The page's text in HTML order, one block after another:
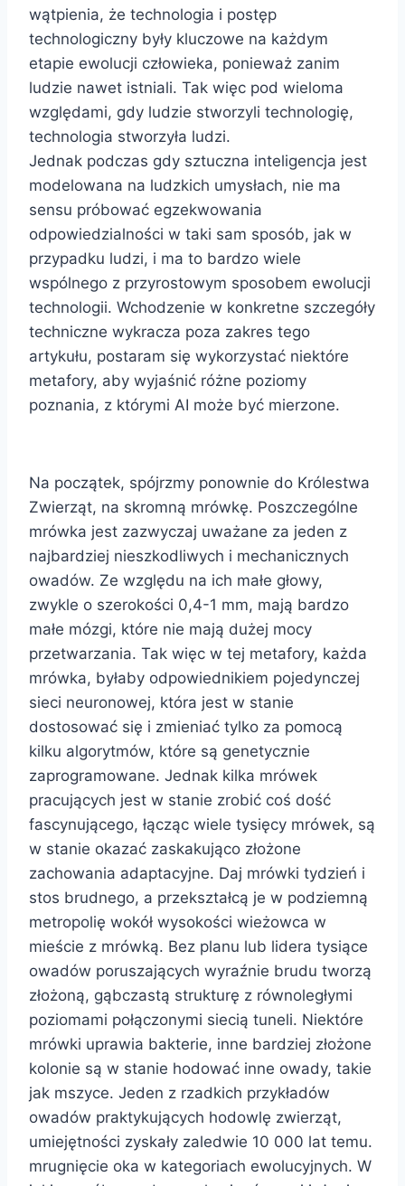
wątpienia, że ​​technologia i postęp
technologiczny były kluczowe na każdym
etapie ewolucji człowieka, ponieważ zanim
ludzie nawet istniali. Tak więc pod wieloma
względami, gdy ludzie stworzyli technologię,
technologia stworzyła ludzi.
Jednak podczas gdy sztuczna inteligencja jest
modelowana na ludzkich umysłach, nie ma
sensu próbować egzekwowania
odpowiedzialności w taki sam sposób, jak w
przypadku ludzi, i ma to bardzo wiele
wspólnego z przyrostowym sposobem ewolucji
technologii. Wchodzenie w konkretne szczegóły
techniczne wykracza poza zakres tego
artykułu, postaram się wykorzystać niektóre
metafory, aby wyjaśnić różne poziomy
poznania, z którymi AI może być mierzone.
Na początek, spójrzmy ponownie do Królestwa
Zwierząt, na skromną mrówkę. Poszczególne
mrówka jest zazwyczaj uważane za jeden z
najbardziej nieszkodliwych i mechanicznych
owadów. Ze względu na ich małe głowy,
zwykle o szerokości 0,4-1 mm, mają bardzo
małe mózgi, które nie mają dużej mocy
przetwarzania. Tak więc w tej metafory, każda
mrówka, byłaby odpowiednikiem pojedynczej
sieci neuronowej, która jest w stanie
dostosować się i zmieniać tylko za pomocą
kilku algorytmów, które są genetycznie
zaprogramowane. Jednak kilka mrówek
pracujących jest w stanie zrobić coś dość
fascynującego, łącząc wiele tysięcy mrówek, są
w stanie okazać zaskakująco złożone
zachowania adaptacyjne. Daj mrówki tydzień i
stos brudnego, a przekształcą je w podziemną
metropolię wokół wysokości wieżowca w
mieście z mrówką. Bez planu lub lidera tysiące
owadów poruszających wyraźnie brudu tworzą
złożoną, gąbczastą strukturę z równoległymi
poziomami połączonymi siecią tuneli. Niektóre
mrówki uprawia bakterie, inne bardziej złożone
kolonie są w stanie hodować inne owady, takie
jak mszyce. Jeden z rzadkich przykładów
owadów praktykujących hodowlę zwierząt,
umiejętności zyskały zaledwie 10 000 lat temu.
mrugnięcie oka w kategoriach ewolucyjnych. W